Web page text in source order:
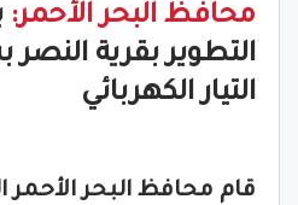
محافظ البحر الأحمر:
التطوير بقرية
التيار الكهربائي
قام محافظ البحر الأحمر